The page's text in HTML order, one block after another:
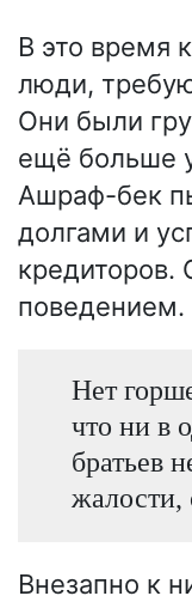
В это время
люди,
Они были
ещё больше
Ашраф-бек
долгами и
поведением.
Нет
что ни в
братьев
жалости,
Внезапно к